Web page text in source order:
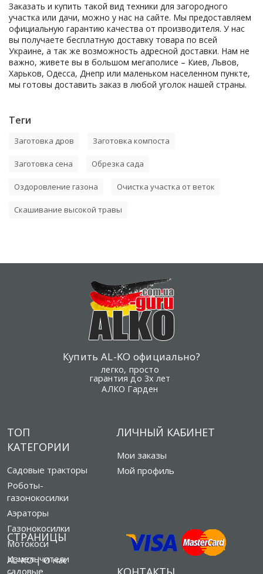
Заказать и купить такой вид техники для загородного
участка или дачи, можно у нас на сайте. Мы предоставляем
официальную гарантию качества от производителя. У нас
вы получаете бесплатную доставку товара по всей
Украине, а так же возможность адресной доставки. Нам не
важно, живете вы в большом мегаполисе – Киев, Львов,
Харьков, Одесса, Днепр или маленьком населенном пункте,
мы готовы доставить заказ в любой уголок нашей страны.
Теги
Заготовка дров Заготовка компоста
Заготовка сена Обрезка сада
Оздоровление газона Очистка участка от веток
Скашивание высокой травы
Купить AL-KO официально?
легко, просто
гарантия до 3х лет
АЛКО Гарден
ТОП
КАТЕГОРИИ
Садовые тракторы
Роботы-
газонокосилки
Аэраторы
Газонокосилки
Мотокоси
Измельчители
садовые
СТРАНИЦЫ
AL-KO | О нас
ЛИЧНЫЙ КАБИНЕТ
Мои заказы
Мой профиль